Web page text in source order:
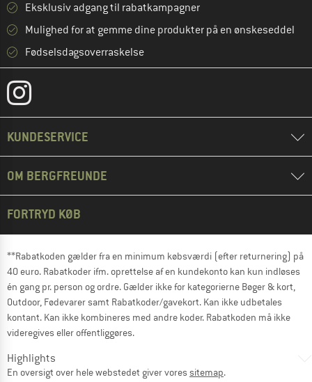
Eksklusiv adgang til rabatkampagner
Mulighed for at gemme dine produkter på en ønskeseddel
Fødselsdagsoverraskelse
KUNDESERVICE
OM BERGFREUNDE
FORTRYD KØB
**Rabatkoden gælder fra en minimum købsværdi (efter returnering) på
40 euro. Rabatkoder ifm. oprettelse af en kundekonto kan kun indløses
én gang pr. person og ordre. Gælder ikke for kategorierne Bøger & kort,
Outdoor, Fødevarer samt Rabatkoder/gavekort. Kan ikke udbetales
kontant. Kan ikke kombineres med andre koder. Rabatkoden må ikke
videregives eller offentliggøres.
Highlights
En oversigt over hele webstedet giver voressitemap.